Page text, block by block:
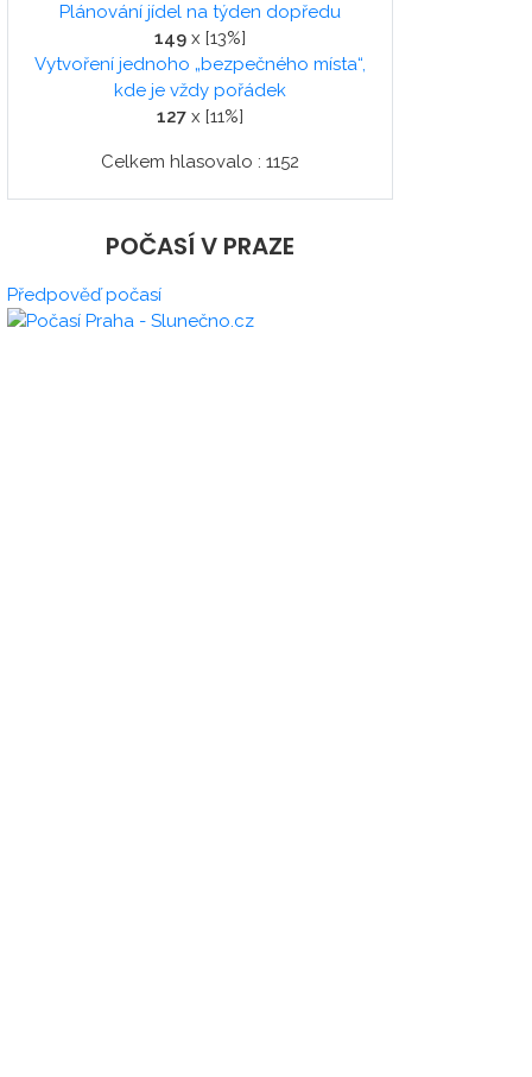
Plánování jídel na týden dopředu
149 x [13%]
Vytvoření jednoho „bezpečného místa“,
kde je vždy pořádek
127 x [11%]
Celkem hlasovalo : 1152
POČASÍ V PRAZE
Předpověď počasí